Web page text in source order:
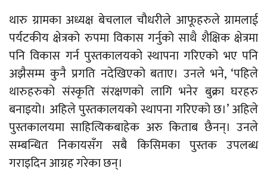
थारु ग्रामका अध्यक्ष बेचलाल चौधरीले आफूहरुले ग्रामलाई
पर्यटकीय क्षेत्रको रुपमा विकास गर्नुको साथै शैक्षिक क्षेत्रमा
पनि विकास गर्न पुस्तकालयको स्थापना गरिएको भए पनि
अझैसम्म कुनै प्रगति नदेखिएको बताए। उनले भने, ‘पहिले
थारुहरुको संस्कृति संरक्षणको लागि भनेर बुक्रा घरहरु
बनाइयो। अहिले पुस्तकालयको स्थापना गरिएको छ।’ अहिले
पुस्तकालयमा साहित्यिकबाहेक अरु किताब छैनन्। उनले
सम्बन्धित निकायसँग सबै किसिमका पुस्तक उपलब्ध
गराइदिन आग्रह गरेका छन्।